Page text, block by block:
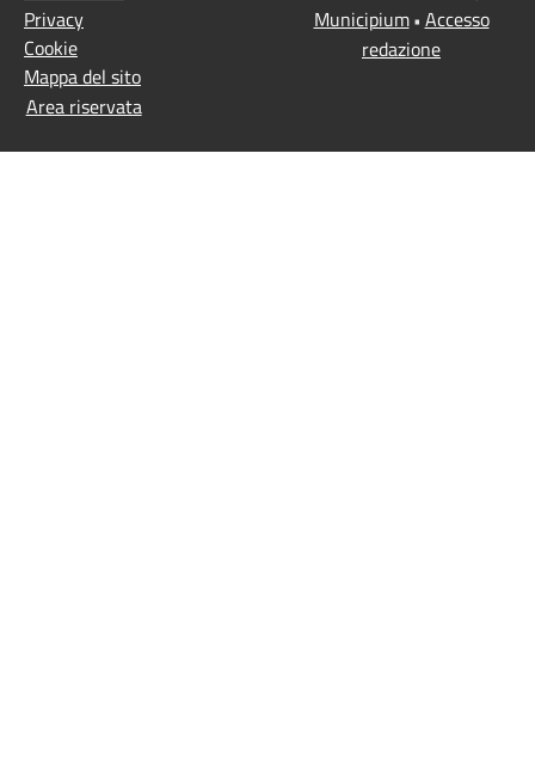
Privacy
Cookie
Mappa del sito
Area riservata
Municipium• Accesso
redazione